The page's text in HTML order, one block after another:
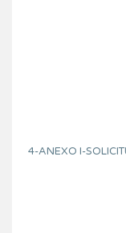
4-ANEXO I-